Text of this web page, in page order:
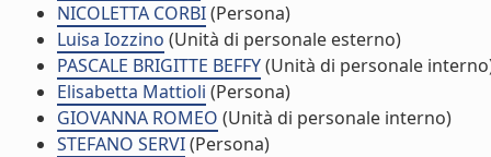
NICOLETTA CORBI(Persona)
Luisa Iozzino (Unità di personale esterno)
PASCALE BRIGITTE BEFFY(Unità di personale
Elisabetta Mattioli (Persona)
GIOVANNA ROMEO (Unità di personale interno)
STEFANO SERVI(Persona)